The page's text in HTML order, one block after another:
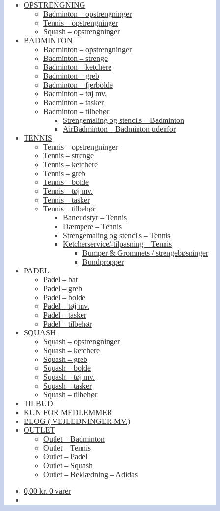
OPSTRENGNING
Badminton – opstrengninger
Tennis – opstrengninger
Squash – opstrengninger
BADMINTON
Badminton – opstrengninger
Badminton – strenge
Badminton – ketchere
Badminton – greb
Badminton – fjerbolde
Badminton – tøj mv.
Badminton – tasker
Badminton – tilbehør
Strengemaling og stencils – Badminton
AirBadminton – Badminton udenfor
TENNIS
Tennis – opstrengninger
Tennis – strenge
Tennis – ketchere
Tennis – greb
Tennis – bolde
Tennis – tøj mv.
Tennis – tasker
Tennis – tilbehør
Baneudstyr – Tennis
Dæmpere – Tennis
Strengemaling og stencils – Tennis
Ketcherservice/-tilpasning – Tennis
Bumper & Grommets / strengebøsninger
Bundpropper
PADEL
Padel – bat
Padel – greb
Padel – bolde
Padel – tøj mv.
Padel – tasker
Padel – tilbehør
SQUASH
Squash – opstrengninger
Squash – ketchere
Squash – greb
Squash – bolde
Squash – tøj mv.
Squash – tasker
Squash – tilbehør
TILBUD
KUN FOR MEDLEMMER
BLOG ( VEJLEDNINGER MV.)
OUTLET
Outlet – Badminton
Outlet – Tennis
Outlet – Padel
Outlet – Squash
Outlet – Beklædning – Adidas
0,00 kr. 0 varer